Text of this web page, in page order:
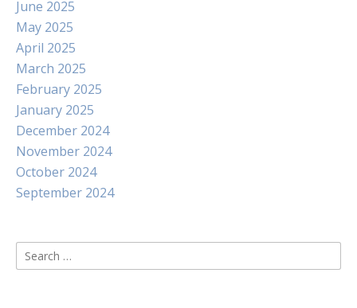
June 2025
May 2025
April 2025
March 2025
February 2025
January 2025
December 2024
November 2024
October 2024
September 2024
Search
for: